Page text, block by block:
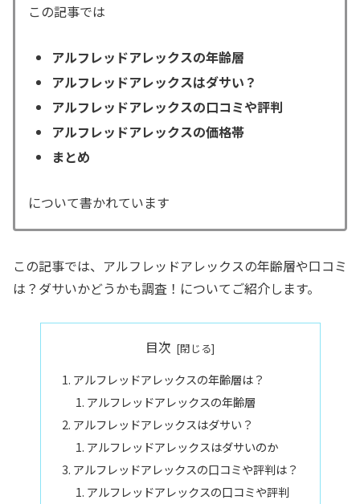
この記事では
アルフレッドアレックスの年齢層
アルフレッドアレックスはダサい？
アルフレッドアレックスの口コミや評判
アルフレッドアレックスの価格帯
まとめ
について書かれています
この記事では、アルフレッドアレックスの年齢層や口コミ
は？ダサいかどうかも調査！についてご紹介します。
目次
アルフレッドアレックスの年齢層は？
アルフレッドアレックスの年齢層
アルフレッドアレックスはダサい？
アルフレッドアレックスはダサいのか
アルフレッドアレックスの口コミや評判は？
アルフレッドアレックスの口コミや評判